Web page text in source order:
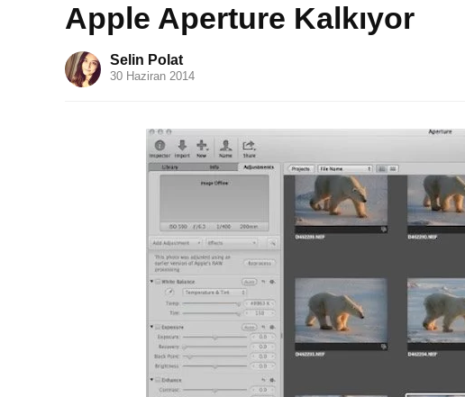
Apple Aperture Kalkıyor
Selin Polat
30 Haziran 2014